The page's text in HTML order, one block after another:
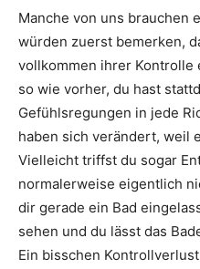
Manche von uns brauchen
würden zuerst bemerken,
vollkommen ihrer
so wie vorher, du hast
Gefühlsregungen in jede
haben sich verändert, weil
Vielleicht triffst du sogar
normalerweise eigentlich
dir gerade ein Bad
sehen und du lässt das
Ein bisschen